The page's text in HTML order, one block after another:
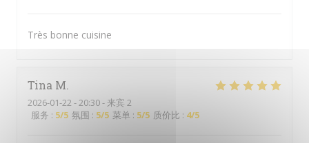
Très bonne cuisine
Tina M
2026-01-22- 20:30 - 来宾 2
服务 : 5/5 氛围 : 5/5 菜单 : 5/5 质价比 : 4/5